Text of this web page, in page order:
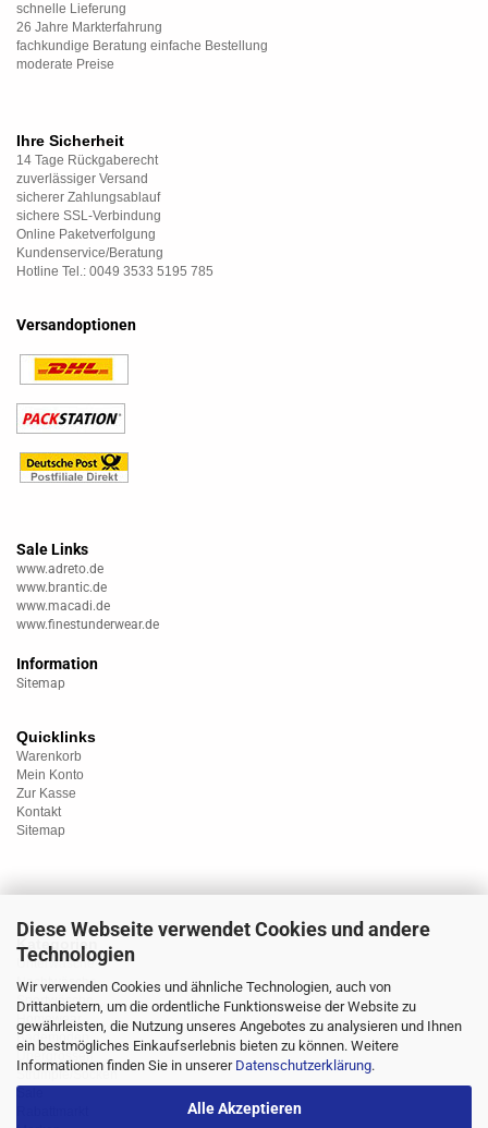
Diese Webseite verwendet Cookies und andere
Technologien
Wir verwenden Cookies und ähnliche Technologien, auch von
Drittanbietern, um die ordentliche Funktionsweise der Website zu
gewährleisten, die Nutzung unseres Angebotes zu analysieren und Ihnen
ein bestmögliches Einkaufserlebnis bieten zu können. Weitere
Informationen finden Sie in unserer Datenschutzerklärung.
Alle Akzeptieren
schnelle Lieferung
26 Jahre Markterfahrung
fachkundige Beratung einfache Bestellung
moderate Preise
Ihre Sicherheit
14 Tage Rückgaberecht
zuverlässiger Versand
sicherer Zahlungsablauf
sichere SSL-Verbindung
Online Paketverfolgung
Kundenservice/Beratung
Hotline Tel.: 0049 3533 5195 785
Versandoptionen
Sale Links
www.adreto.de
www.brantic.de
www.macadi.de
www.finestunderwear.de
Information
Sitemap
Quicklinks
Warenkorb
Mein Konto
Zur Kasse
Kontakt
Sitemap
Kategorien
Unterwäsche
Nachtwäsche
Sportwäsche
Homewear
Bademoden
Übergrössen
Strümpfe/Socken